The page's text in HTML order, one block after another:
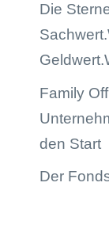
Die
Family
den Start
Der